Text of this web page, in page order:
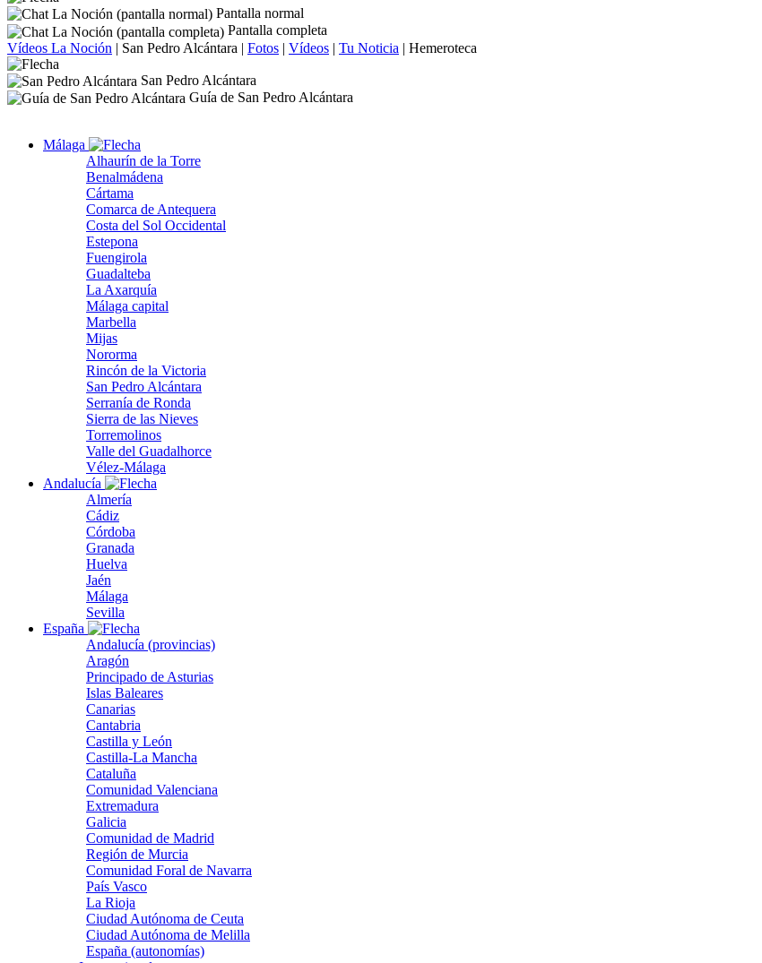
Pantalla normal
Pantalla completa
Vídeos La Noción | San Pedro Alcántara | Fotos | Vídeos | Tu Noticia | Hemeroteca
San Pedro Alcántara
Guía de San Pedro Alcántara
Málaga
Alhaurín de la Torre
Benalmádena
Cártama
Comarca de Antequera
Costa del Sol Occidental
Estepona
Fuengirola
Guadalteba
La Axarquía
Málaga capital
Marbella
Mijas
Nororma
Rincón de la Victoria
San Pedro Alcántara
Serranía de Ronda
Sierra de las Nieves
Torremolinos
Valle del Guadalhorce
Vélez-Málaga
Andalucía
Almería
Cádiz
Córdoba
Granada
Huelva
Jaén
Málaga
Sevilla
España
Andalucía (provincias)
Aragón
Principado de Asturias
Islas Baleares
Canarias
Cantabria
Castilla y León
Castilla-La Mancha
Cataluña
Comunidad Valenciana
Extremadura
Galicia
Comunidad de Madrid
Región de Murcia
Comunidad Foral de Navarra
País Vasco
La Rioja
Ciudad Autónoma de Ceuta
Ciudad Autónoma de Melilla
España (autonomías)